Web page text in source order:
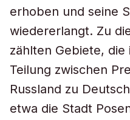
erhoben und seine
wiedererlangt. Zu
zählten Gebiete,
Teilung zwischen
Russland zu
etwa die Stadt